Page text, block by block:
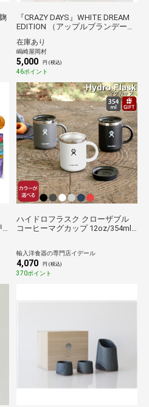
『CRAZY DAYS』WHITE DREAM
EDITION （アップルブランデー）
在庫あり
嶋崎屋岡村
5,000 円 (税込)
46ポイント
ハイドロフラスク クローザブル
コーヒーマグカップ 12oz/354ml
結婚祝い プレゼント 贈り物
輸入洋食器の専門店イデール
4,070 円 (税込)
370ポイント